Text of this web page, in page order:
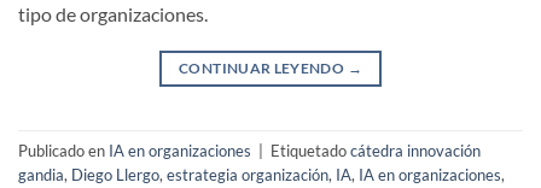
tipo de organizaciones.
CONTINUAR LEYENDO →
Publicado en IA en organizaciones Etiquetadocátedra innovación
gandia, Diego Llergo,estrategia organización, IA, IA en organizaciones,